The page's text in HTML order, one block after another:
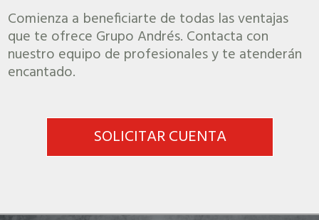
Comienza a beneficiarte de todas las ventajas
que te ofrece Grupo Andrés. Contacta con
nuestro equipo de profesionales y te atenderán
encantado.
SOLICITAR CUENTA